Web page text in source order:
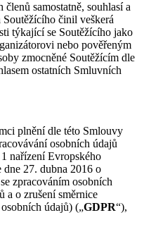
samostatně, souhlasí a
činil veškerá
týkající se Soutěžícího jako
nebo pověřeným
zmocněné Soutěžícím dle
ostatních Smluvních
plnění dle této Smlouvy
osobních údajů
nařízení Evropského
27. dubna 2016 o
zpracováním osobních
a o zrušení směrnice
údajů) („GDPR“),